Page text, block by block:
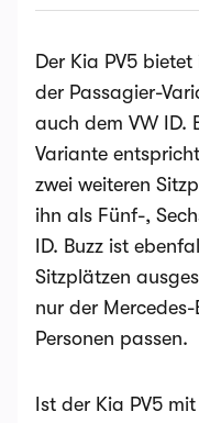
Der Kia PV5
der Passagier-
auch dem VW ID.
Variante
zwei weiteren
ihn als Fünf-,
ID. Buzz ist
Sitzplätzen
nur der
Personen passen.
Ist der Kia PV5